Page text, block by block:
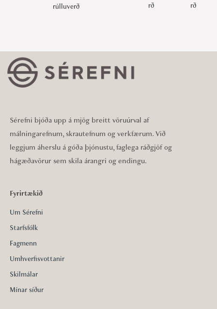
rúlluverð
rð
rð
Sérefni bjóða upp á mjög breitt vöruúrval af
málningarefnum, skrautefnum og verkfærum. Við
leggjum áherslu á góða þjónustu, faglega ráðgjöf og
hágæðavörur sem skila árangri og endingu.
Fyrirtækið
Um Sérefni
Starfsfólk
Fagmenn
Umhverfisvottanir
Skilmálar
Mínar síður